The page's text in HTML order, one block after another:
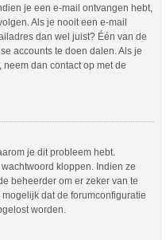
je een e-mail ontvangen hebt,
Als je nooit een e-mail
dan wel juist? Één van de
accounts te doen dalen. Als je
dan contact op met de
je dit probleem hebt.
kloppen. Indien ze
beheerder om er zeker van te
dat de forumconfiguratie
worden.